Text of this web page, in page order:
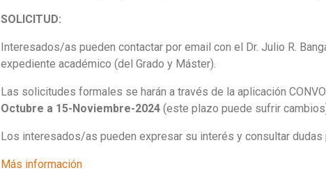
SOLICITUD:
Interesados/as pueden contactar por email con el Dr. Julio R.
expediente académico (del Grado y Máster).
Las solicitudes formales se harán a través de la aplicación
Octubre a 15-Noviembre-2024 (este plazo puede sufrir
Los interesados/as pueden expresar su interés y consultar dudas
Más información